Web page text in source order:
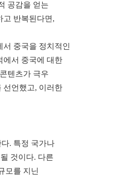
공감을 얻는
고 반복된다면,
중국을 정치적인
에서 중국에 대한
텐츠가 극우
선언했고, 이러한
. 특정 국가나
것이다. 다른
모를 지닌